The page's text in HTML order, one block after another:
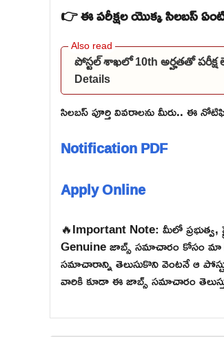
👉 ఈ పరీక్షల యొక్క సిలబస్
పోస్టల్ శాఖలో 10th అర్హతతో పరీక్ష
Details
సిలబస్ పూర్తి వివరాలను మీరు.. ఈ
Notification PDF
Apply Online
🔥Important Note: మీలో ప్రభుత్వ,
Genuine జాబ్స్ సమాచారం కోసం మా
సమాచారాన్ని తెలుసుకొని వెంటనే ఆ
వారికి కూడా ఈ జాబ్స్ సమాచారం